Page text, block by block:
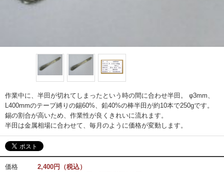
作業中に、半田が切れてしまったという時の間に合わせ半田。 φ3mm、
L400mmのテープ縛りの錫60%、鉛40%の棒半田が約10本で250gです。
錫の割合が高いため、作業性が良くきれいに流れます。
半田は金属相場に合わせて、毎月のように価格が変動します。
価格
2,400円（税込）